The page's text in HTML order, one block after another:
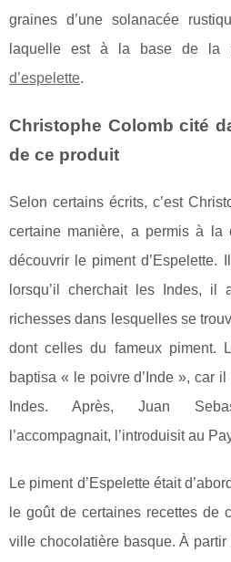
graines d’une solanacée
laquelle est à la base de la
d’espelette.
Christophe Colomb cité
de ce produit
Selon certains écrits, c’est
certaine manière, a permis à la
découvrir le piment d’Espelette.
lorsqu’il cherchait les Indes, il
richesses dans lesquelles se
dont celles du fameux piment.
baptisa « le poivre d’Inde », car
Indes. Après, Juan
l’accompagnait, l’introduisit au
Le piment d’Espelette était
le goût de certaines recettes de
ville chocolatière basque. À